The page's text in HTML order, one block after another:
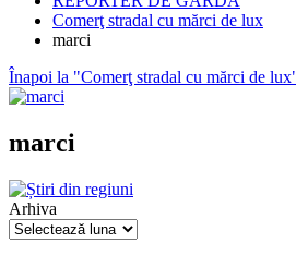
Comerţ stradal cu mărci de lux
marci
Înapoi la "Comerţ stradal cu mărci de
marci
Arhiva
Arhiva